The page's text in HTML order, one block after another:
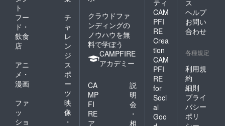
ト
フー
ド・
飲食
店
チ
ャ
レ
ン
ジ
アニ
メ・
漫画
ス
ポ
ー
ツ
ファ
ッ
ショ
映
像
・
クラウドファ
ンディングの
ノウハウを無
料で学ぼう
CAMPFIRE
アカデミー
CA
MP
FI
RE
ア
説
明
会
・
相
ティ
CAM
PFI
RE
Crea
tion
CAM
PFI
RE
for
Soci
al
Goo
ス
ヘルプ
お問い
合わせ
各種規定
利用規
約
細則
プライ
バシー
ポリ